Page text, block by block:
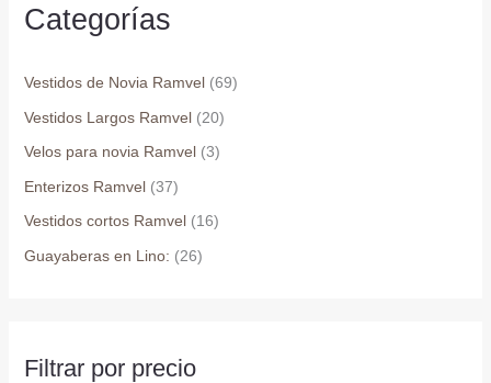
Categorías
Vestidos de Novia Ramvel (69)
Vestidos Largos Ramvel (20)
Velos para novia Ramvel (3)
Enterizos Ramvel (37)
Vestidos cortos Ramvel (16)
Guayaberas en Lino: (26)
Filtrar por precio
en
la
página
de